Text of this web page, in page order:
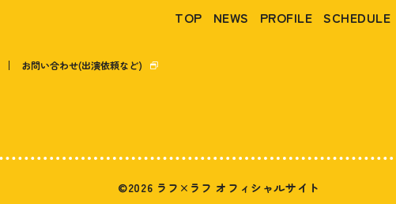
TOP NEWS PROFILE SCHEDULE
お問い合わせ(出演依頼など)
©2026 ラフ×ラフ オフィシャルサイト